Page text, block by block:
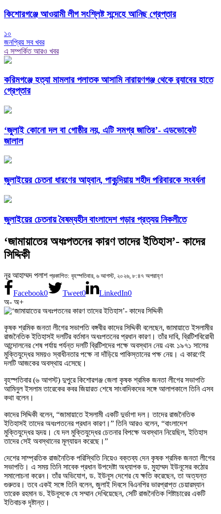
কিশোরগঞ্জে আওয়ামী লীগ সংশ্লিষ্ট সন্দেহে আনিছ গ্রেপ্তার
১০
জনপ্রিয় সব খবর
এ সম্পর্কিত আরও খবর
করিমগঞ্জে হত্যা মামলার পলাতক আসামি নারায়ণগঞ্জ থেকে র‌্যাবের হাতে
গ্রেপ্তার
‘জুলাই কোনো দল বা গোষ্ঠীর নয়, এটি সমগ্র জাতির’- এডভোকেট
জালাল
জুলাইয়ের চেতনা ধারণের আহ্বান, পাকুন্দিয়ায় শহীদ পরিবারকে সংবর্ধনা
জুলাইয়ের চেতনায় বৈষম্যহীন বাংলাদেশ গড়ার প্রত্যয় নিকলীতে
‘জামায়াতের অধঃপতনের কারণ তাদের ইতিহাস’- কাদের
সিদ্দিকী
নূর আহাম্মদ পলাশ প্রকাশিত: বৃহস্পতিবার, ৬ আগস্ট, ২০২৬, ৮:৪৭ অপরাহ্ণ
Facebook0 Tweet0 LinkedIn0
অ- অ+
কৃষক শ্রমিক জনতা লীগের সভাপতি বঙ্গবীর কাদের সিদ্দিকী বলেছেন, জামায়াতে ইসলামীর
রাজনৈতিক ইতিহাসই দলটির বর্তমান অধঃপতনের প্রধান কারণ। তাঁর দাবি, ব্রিটিশবিরোধী
আন্দোলনের শেষ পর্যায় পর্যন্ত দলটি ব্রিটিশদের পক্ষে অবস্থান নেয় এবং ১৯৭১ সালের
মুক্তিযুদ্ধের সময়ও স্বাধীনতার পক্ষে না দাঁড়িয়ে পাকিস্তানের পক্ষ নেয়। এ কারণেই
দলটি আজকের অবস্থায় এসেছে।
বৃহস্পতিবার (৬ আগস্ট) দুপুরে কিশোরগঞ্জ জেলা কৃষক শ্রমিক জনতা লীগের সভাপতি
আমিনুল ইসলাম তারেকের কবর জিয়ারত শেষে সাংবাদিকদের সঙ্গে আলাপকালে তিনি এসব
কথা বলেন।
কাদের সিদ্দিকী বলেন, “জামায়াতে ইসলামী একটি দুর্ভাগা দল। তাদের রাজনৈতিক
ইতিহাসই তাদের অধঃপতনের প্রধান কারণ।” তিনি আরও বলেন, “বাংলাদেশ
মুক্তিযুদ্ধের হৃদয়। যে দল মুক্তিযুদ্ধের চেতনার বিপক্ষে অবস্থান নিয়েছিল, ইতিহাস
তাদের সেই অবস্থানের মূল্যায়ন করেছে।”
দেশের সাম্প্রতিক রাজনৈতিক পরিস্থিতি নিয়েও বক্তব্য দেন কৃষক শ্রমিক জনতা লীগের
সভাপতি। এ সময় তিনি সাবেক প্রধান উপদেষ্টা অধ্যাপক ড. মুহাম্মদ ইউনূসের কঠোর
সমালোচনা করেন। তাঁর অভিযোগ, ড. ইউনূস দেশের যে ক্ষতি করেছেন, তা অত্যন্ত
গুরুতর। তবে একই সঙ্গে তিনি বলেন, জুলাই দিবসে বিএনপির ভারপ্রাপ্ত চেয়ারম্যান
তারেক রহমান ড. ইউনূসকে যে সম্মান দেখিয়েছেন, সেটি রাজনৈতিক শিষ্টাচারের একটি
ইতিবাচক দৃষ্টান্ত।